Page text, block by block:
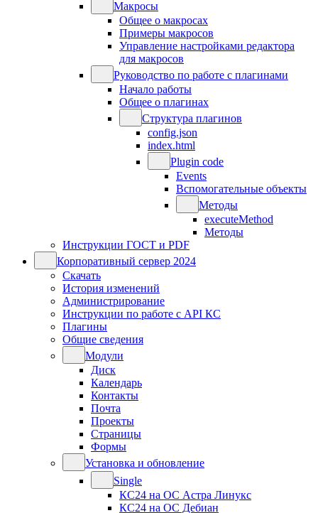
Макросы
Общее о макросах
Примеры макросов
Управление настройками редактора
для макросов
Руководство по работе с плагинами
Начало работы
Общее о плагинах
Структура плагинов
config.json
index.html
Plugin code
Events
Вспомогательные объекты
Методы
executeMethod
Методы
Инструкции ГОСТ и PDF
Корпоративный сервер 2024
Скачать
История изменений
Администрирование
Инструкции по работе с API КС
Плагины
Общие сведения
Модули
Диск
Календарь
Контакты
Почта
Проекты
Страницы
Формы
Установка и обновление
Single
КС24 на ОС Астра Линукс
КС24 на ОС Дебиан